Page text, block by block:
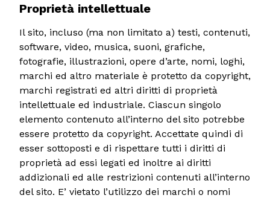
Proprietà intellettuale
Il sito, incluso (ma non limitato a) testi, contenuti,
software, video, musica, suoni, grafiche,
fotografie, illustrazioni, opere d’arte, nomi, loghi,
marchi ed altro materiale è protetto da copyright,
marchi registrati ed altri diritti di proprietà
intellettuale ed industriale. Ciascun singolo
elemento contenuto all’interno del sito potrebbe
essere protetto da copyright. Accettate quindi di
esser sottoposti e di rispettare tutti i diritti di
proprietà ad essi legati ed inoltre ai diritti
addizionali ed alle restrizioni contenuti all’interno
del sito. E’ vietato l’utilizzo dei marchi o nomi